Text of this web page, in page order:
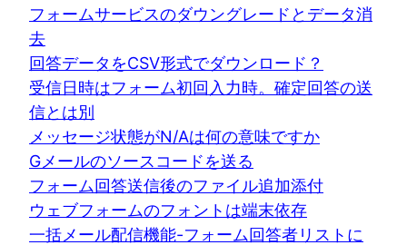
フォームサービスのダウングレードとデータ消
去
回答データをCSV形式でダウンロード？
受信日時はフォーム初回入力時。確定回答の送
信とは別
メッセージ状態がN/Aは何の意味ですか
Gメールのソースコードを送る
フォーム回答送信後のファイル追加添付
ウェブフォームのフォントは端末依存
一括メール配信機能-フォーム回答者リストに